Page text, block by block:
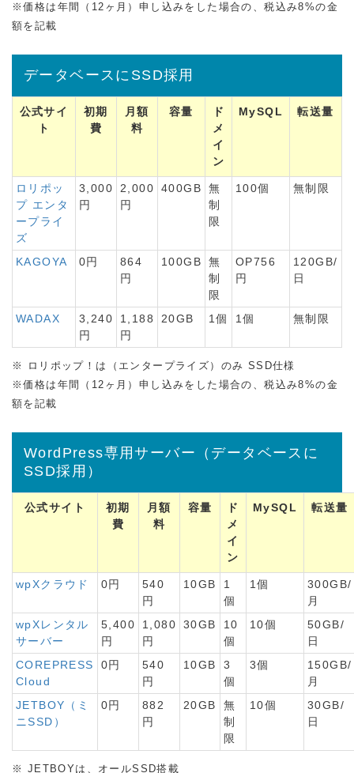
※価格は年間（12ヶ月）申し込みをした場合の、税込み8%の金
額を記載
データベースにSSD採用
公式サイ
ト
初期
費
月額
料
容量
ド
メ
イ
ン
MySQL 転送量
ロリポッ
プ エンタ
ープライ
ズ
3,000
円
2,000
円
400GB
無
制
限
100個 無制限
KAGOYA 0円
864
円
100GB
無
制
限
OP756
円
120GB/
日
WADAX
3,240
円
1,188
円
20GB 1個 1個 無制限
※ ロリポップ！は（エンタープライズ）のみ SSD仕様
※価格は年間（12ヶ月）申し込みをした場合の、税込み8%の金
額を記載
WordPress専用サーバー（データベースに
SSD採用）
公式サイト
初期
費
月額
料
容量
ド
メ
イ
ン
MySQL 転送量
wpXクラウド 0円
540
円
10GB
1
個
1個
300GB/
月
wpXレンタル
サーバー
5,400
円
1,080
円
30GB
10
個
10個
50GB/
日
COREPRESS
Cloud
0円
540
円
10GB
3
個
3個
150GB/
月
JETBOY（ミ
ニSSD）
0円
882
円
20GB
無
制
限
10個
30GB/
日
※ JETBOYは、オールSSD搭載